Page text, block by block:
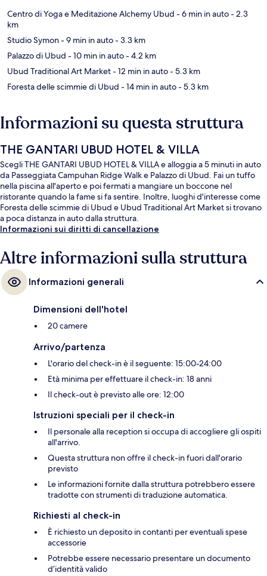
Centro di Yoga e Meditazione Alchemy Ubud - 6 min in auto- 2.3
km
Studio Symon- 9 min in auto- 3.3 km
Palazzo di Ubud - 10 min in auto- 4.2 km
Ubud Traditional Art Market- 12 min in auto- 5.3 km
Foresta delle scimmie di Ubud - 14 min in auto- 5.3 km
Informazioni su questa struttura
THE GANTARI UBUD HOTEL & VILLA
Scegli THE GANTARI UBUD HOTEL & VILLA e alloggia a 5 minuti in auto
da Passeggiata Campuhan Ridge Walk e Palazzo di Ubud. Fai un tuffo
nella piscina all'aperto e poi fermati a mangiare un boccone nel
ristorante quando la fame si fa sentire. Inoltre, luoghi d'interesse come
Foresta delle scimmie di Ubud e Ubud Traditional Art Market si trovano
a poca distanza in auto dalla struttura.
Informazioni sui diritti di cancellazione
Altre informazioni sulla struttura
Informazioni generali
Dimensioni dell'hotel
20 camere
Arrivo/partenza
L'orario del check-in è il seguente: 15:00-24:00
Età minima per effettuare il check-in: 18 anni
Il check-out è previsto alle ore: 12:00
Istruzioni speciali per il check-in
Il personale alla reception si occupa di accogliere gli ospiti
all'arrivo.
Questa struttura non offre il check-in fuori dall'orario
previsto
Le informazioni fornite dalla struttura potrebbero essere
tradotte con strumenti di traduzione automatica.
Richiesti al check-in
È richiesto un deposito in contanti per eventuali spese
accessorie
Potrebbe essere necessario presentare un documento
d’identità valido